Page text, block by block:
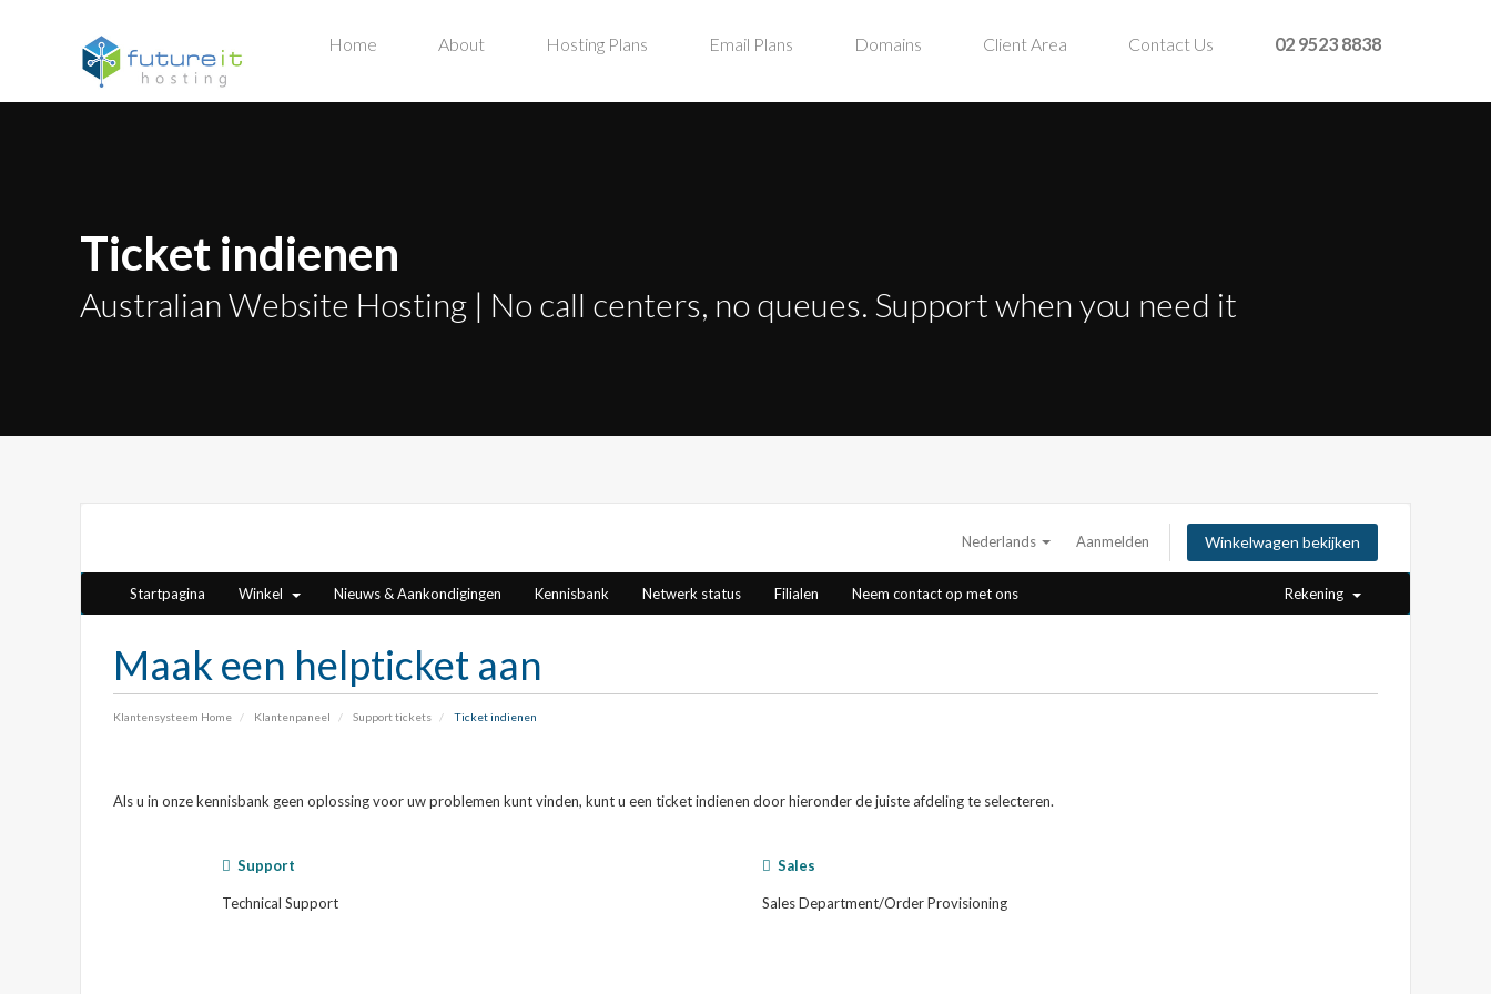
Home About Hosting Plans Email Plans Domains Client Area Contact Us 02 9523 8838
Ticket indienen
Australian Website Hosting | No call centers, no queues. Support when you need it
Nederlands Aanmelden Winkelwagen bekijken
Startpagina Winkel Nieuws & Aankondigingen Kennisbank Netwerk status Filialen Neem contact op met ons Rekening
Maak een helpticket aan
Klantensysteem Home Klantenpaneel Support tickets Ticket indienen
Als u in onze kennisbank geen oplossing voor uw problemen kunt vinden, kunt u een ticket indienen door hieronder de juiste afdeling te selecteren.
Support
Technical Support
Sales
Sales Department/Order Provisioning